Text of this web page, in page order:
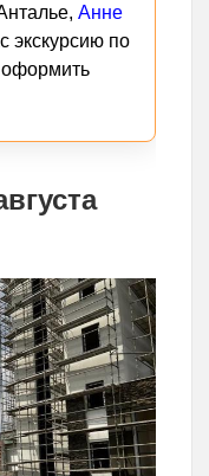
Анне
экскурсию по
оформить